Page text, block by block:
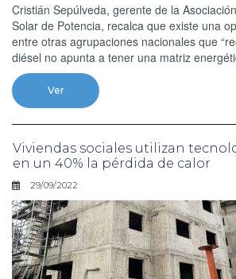
Cristián Sepúlveda, gerente de la
Solar de Potencia, recalca que existe una
entre otras agrupaciones nacionales que
diésel no apunta a tener una matriz
Ver
Viviendas sociales utilizan
en un 40% la pérdida de calor
29/09/2022